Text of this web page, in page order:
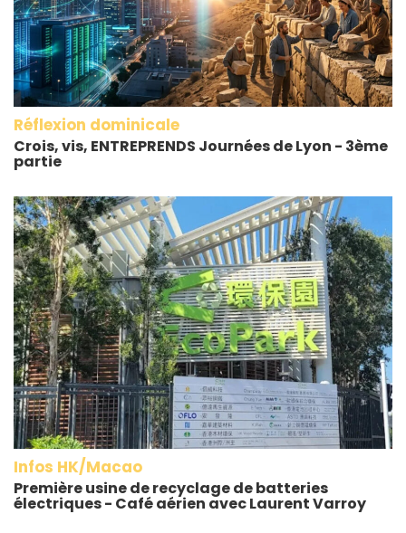
Réflexion dominicale
Crois, vis, ENTREPRENDS Journées de Lyon - 3ème
partie
Infos HK/Macao
Première usine de recyclage de batteries
électriques - Café aérien avec Laurent Varroy